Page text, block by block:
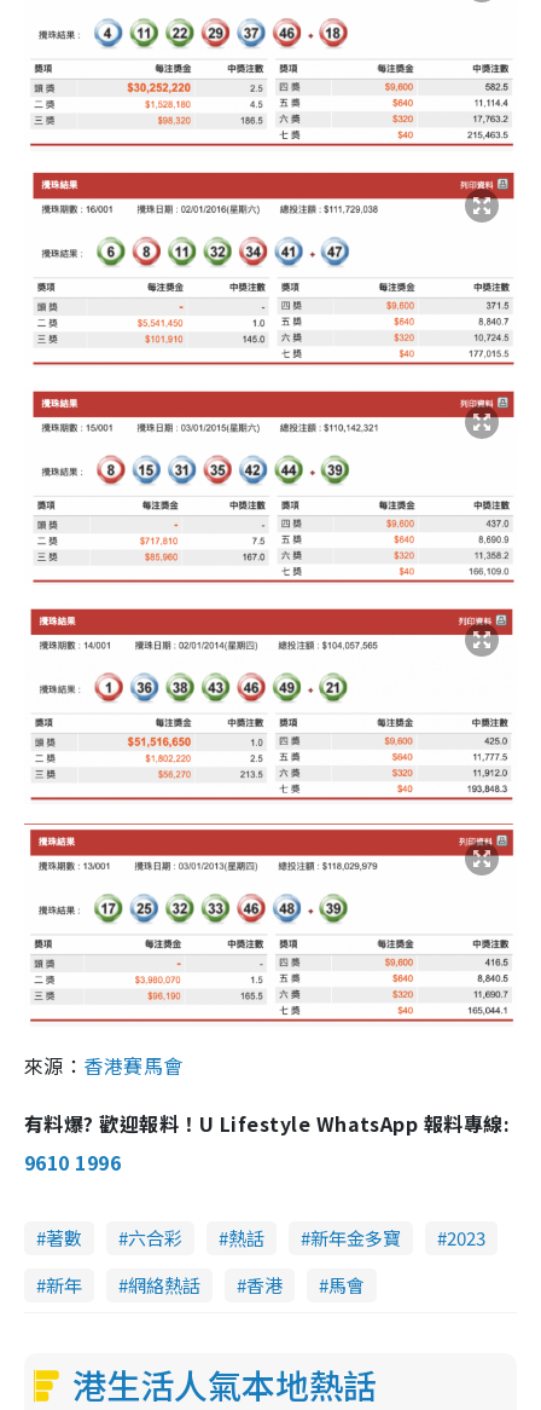
來源： 香港賽馬會
有料爆? 歡迎報料！U Lifestyle WhatsApp 報料專線:
9610 1996
著數 六合彩 熱話 新年金多寶
2023
新年
網絡熱話 香港 馬會
港生活人氣本地熱話